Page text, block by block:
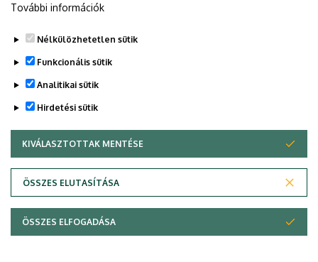
Adatvédelem
Szerzői jog © 2026 Unideb
További információk
Nélkülözhetetlen sütik
Funkcionális sütik
Analitikai sütik
Hirdetési sütik
KIVÁLASZTOTTAK MENTÉSE
ÖSSZES ELUTASÍTÁSA
WITHDRAW CONSENT
ÖSSZES ELFOGADÁSA